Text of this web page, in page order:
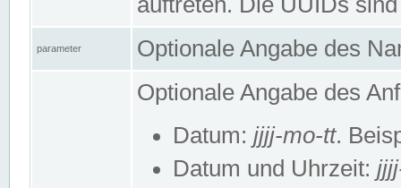
parameter Optionale Angabe des
Optionale Angabe des
Datum: jjjj-mo-tt.
Datum und Uhrzeit: